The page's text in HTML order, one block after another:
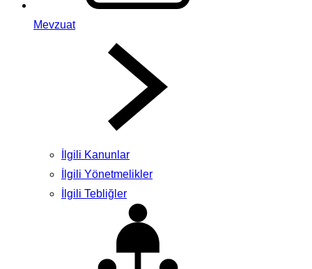
Mevzuat
İlgili Kanunlar
İlgili Yönetmelikler
İlgili Tebliğler